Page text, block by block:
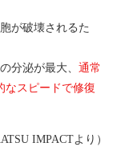
が破壊されるた
分泌が最大、 通常
なスピードで修復
IMPACTより）